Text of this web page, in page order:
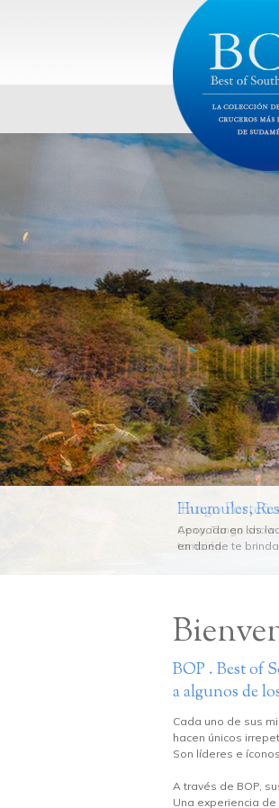
Huemules,
Apoyada en las
en donde te
Huemules,
Apoyada en las
en donde te
BOP . Best of
a algunos de
Cada uno de sus
hacen únicos
Son líderes e
A través de BOP,
Una experiencia